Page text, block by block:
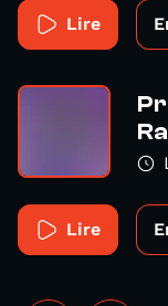
Lire
Lire